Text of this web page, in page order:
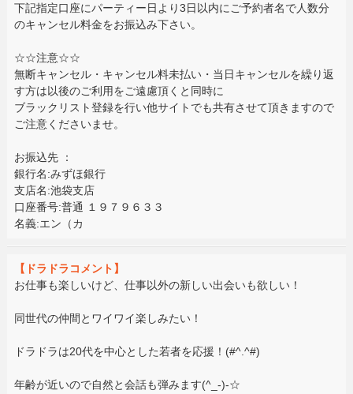
下記指定口座にパーティー日より3日以内にご予約者名で人数分
のキャンセル料金をお振込み下さい。
☆☆注意☆☆
無断キャンセル・キャンセル料未払い・当日キャンセルを繰り返
す方は以後のご利用をご遠慮頂くと同時に
ブラックリスト登録を行い他サイトでも共有させて頂きますので
ご注意くださいませ。
お振込先 ：
銀行名:みずほ銀行
支店名:池袋支店
口座番号:普通 １９７９６３３
名義:エン（カ
【ドラドラコメント】
お仕事も楽しいけど、仕事以外の新しい出会いも欲しい！
同世代の仲間とワイワイ楽しみたい！
ドラドラは20代を中心とした若者を応援！(#^.^#)
年齢が近いので自然と会話も弾みます(^_-)-☆